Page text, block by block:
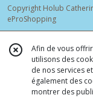
Copyright Holub
eProShopping
Afin de vous
utilisons des
de nos services
également des
montrer des